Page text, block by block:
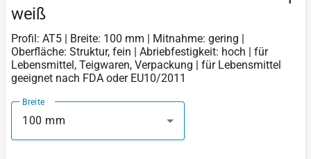
weiß
Profil: AT5 | Breite: 100 mm | Mitnahme: gering |
Oberfläche: Struktur, fein | Abriebfestigkeit: hoch | für
Lebensmittel, Teigwaren, Verpackung | für Lebensmittel
geeignet nach FDA oder EU10/2011
Breite
100 mm